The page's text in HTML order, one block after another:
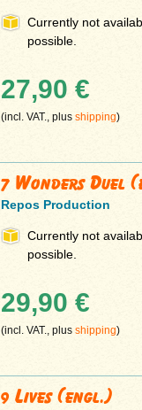
Currently not
possible.
27,90 €
(incl. VAT., plusshipping)
7 Wonders Duel
Repos Production
Currently not
possible.
29,90 €
(incl. VAT., plusshipping)
9 Lives (engl.)